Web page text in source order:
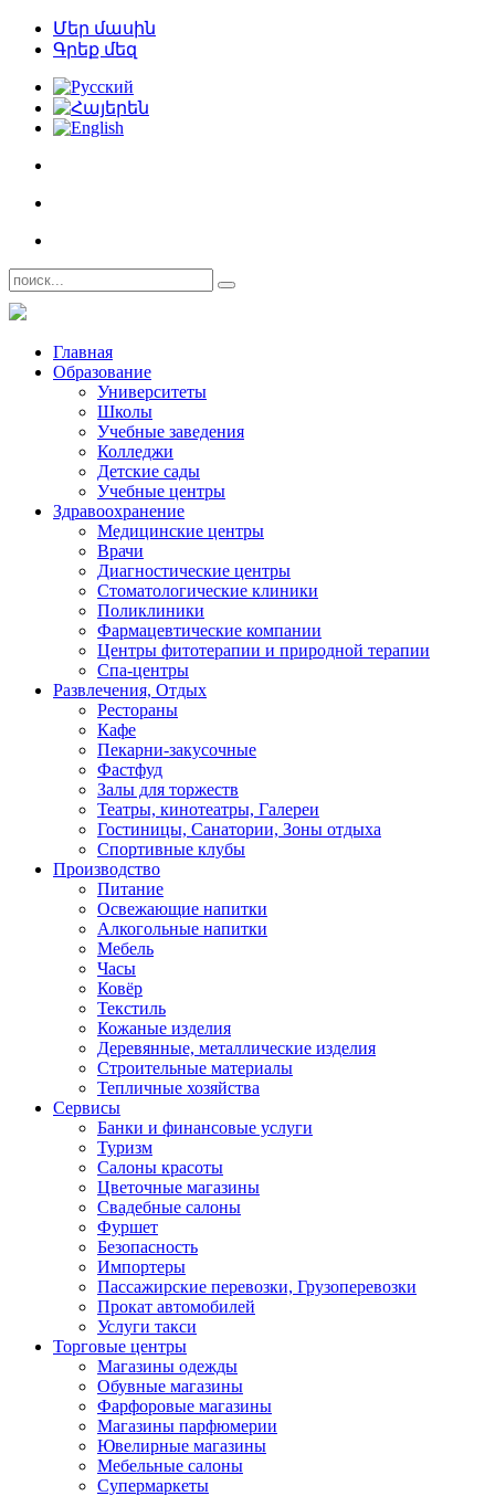
Մեր մասին
Գրեք մեզ
Главная
Образование
Университеты
Школы
Учебные заведения
Колледжи
Детские сады
Учебные центры
Здравоохранение
Медицинские центры
Врачи
Диагностические центры
Стоматологические клиники
Поликлиники
Фармацевтические компании
Центры фитотерапии и природной терапии
Спа-центры
Развлечения, Oтдых
Рестораны
Кафе
Пекарни-закусочные
Фастфуд
Залы для торжеств
Театры, кинотеатры, Галереи
Гостиницы, Санатории, Зоны отдыха
Спортивные клубы
Производство
Питание
Освежающие напитки
Алкогольные напитки
Мебель
Часы
Ковёр
Текстиль
Кожаные изделия
Деревянные, металлические изделия
Строительные материалы
Тепличные хозяйства
Сервисы
Банки и финансовые услуги
Туризм
Салоны красоты
Цветочные магазины
Свадебные салоны
Фуршет
Безопасность
Импортеры
Пассажирские перевозки, Грузоперевозки
Прокат автомобилей
Услуги такси
Торговые центры
Магазины одежды
Обувные магазины
Фарфоровые магазины
Магазины парфюмерии
Ювелирные магазины
Мебельные салоны
Супермаркеты